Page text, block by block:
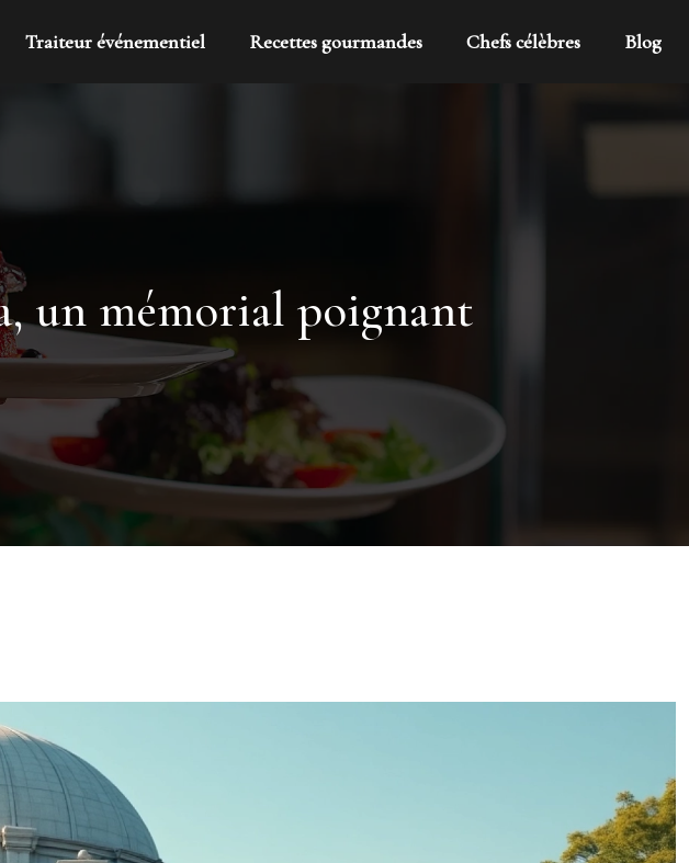
Traiteur événementiel Recettes gourmandes Chefs célèbres Blog
un mémorial poignant